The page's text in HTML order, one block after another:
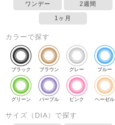
ワンデー 2週間
1ヶ月
カラーで探す
ブラック ブラウン グレー ブルー
グリーン パープル ピンク ヘーゼル
サイズ（DIA）で探す